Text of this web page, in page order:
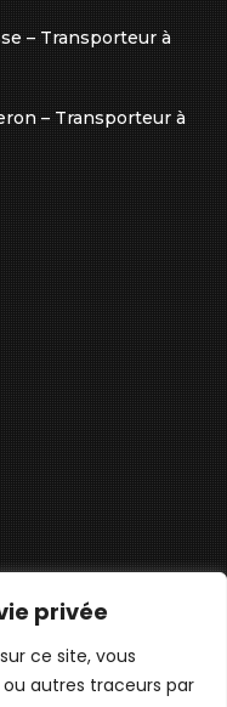
privée
ce site, vous
autres traceurs par
– Transporteur à
– Transporteur à
RÉSERVÉS